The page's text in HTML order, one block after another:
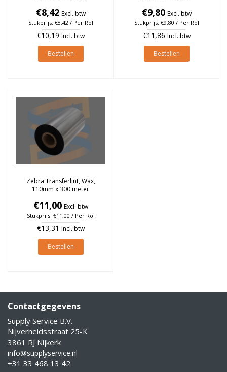
€8,42 Excl. btw
Stukprijs: €8,42 / Per Rol
€10,19 Incl. btw
Bestellen
€9,80 Excl. btw
Stukprijs: €9,80 / Per Rol
€11,86 Incl. btw
Bestellen
Zebra Transferlint, Wax,
110mm x 300 meter
€11,00 Excl. btw
Stukprijs: €11,00 / Per Rol
€13,31 Incl. btw
Bestellen
Contactgegevens
Supply Service B.V.
Nijverheidsstraat 25-K
3861 RJ Nijkerk
info@supplyservice.nl
+31 33 468 13 42